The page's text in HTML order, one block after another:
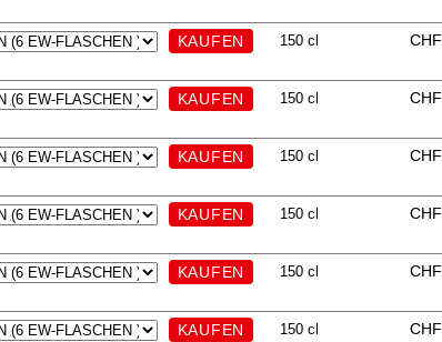
150 cl CHF
150 cl CHF
150 cl CHF
150 cl CHF
150 cl CHF
150 cl CHF